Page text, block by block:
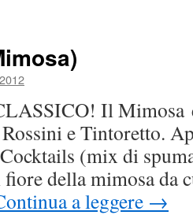
Il Mimosa
e Tintoretto.
(mix di
della mimosa da
a leggere →